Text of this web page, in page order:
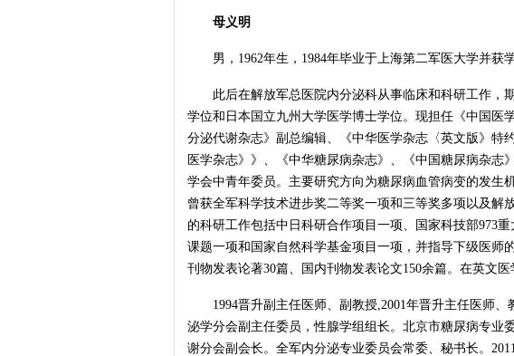
母义明
男，1962年生，1984年毕业于上海第二军医大学并获学
此后在解放军总医院内分泌科从事临床和科研工作，
学位和日本国立九州大学医学博士学位。现担任《中国医
分泌代谢杂志》副总编辑、《中华医学杂志〈英文版》特
医学杂志》》、《中华糖尿病杂志》、《中国糖尿病杂志
学会中青年委员。主要研究方向为糖尿病血管病变的发生
曾获全军科学技术进步奖二等奖一项和三等奖多项以及解
的科研工作包括中日科研合作项目一项、国家科技部973
课题一项和国家自然科学基金项目一项，并指导下级医师
刊物发表论著30篇、国内刊物发表论文150余篇。在英文医
1994晋升副主任医师、副教授,2001年晋升主任医师、
泌学分会副主任委员，性腺学组组长。北京市糖尿病专业
谢分会副会长。全军内分泌专业委员会常委、秘书长。